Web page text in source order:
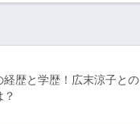
経歴と学歴！広末涼子との